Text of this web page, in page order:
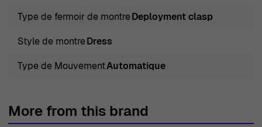
Type de fermoir de montreDeployment clasp
Style de montreDress
Type de MouvementAutomatique
More from this brand